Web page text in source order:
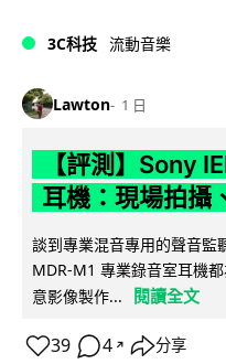
3C科技 流動音樂
Lawton 1 日
【評測】Sony
耳機：現場拍攝
談到專業混音專用的聲音監
MDR-M1 專業錄音室耳機
意影像製作...
閱讀全文
39 4 ↗ 分享